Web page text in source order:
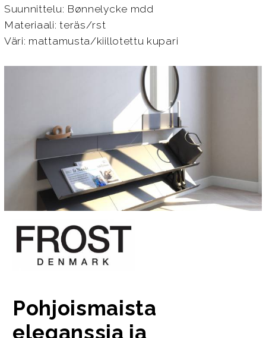
Suunnittelu: Bønnelycke mdd
Materiaali: teräs/rst
Väri: mattamusta/kiillotettu kupari
Pohjoismaista
eleganssia ja